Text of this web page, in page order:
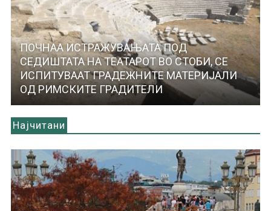
ПОЧНАА ИСТРАЖУВАЊАТА ПОД
СЕДИШТАТА НА ТЕАТАРОТ ВО СТОБИ, СЕ
ИСПИТУВААТ ГРАДЕЖНИТЕ МАТЕРИЈАЛИ
ОД РИМСКИТЕ ГРАДИТЕЛИ
Најчитани